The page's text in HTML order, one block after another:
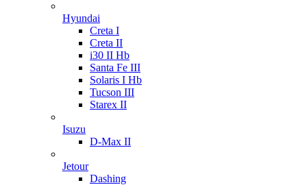
Hyundai
Creta I
Creta II
i30 II Hb
Santa Fe III
Solaris I Hb
Tucson III
Starex II
Isuzu
D-Max II
Jetour
Dashing